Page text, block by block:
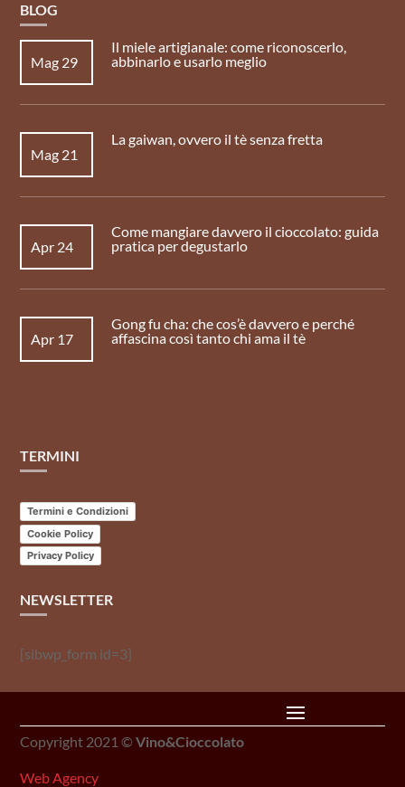
BLOG
Il miele artigianale: come riconoscerlo,
abbinarlo e usarlo meglio
Mag 29
La gaiwan, ovvero il tè senza fretta
Mag 21
Come mangiare davvero il cioccolato: guida
pratica per degustarlo
Apr 24
Gong fu cha: che cos’è davvero e perché
affascina così tanto chi ama il tè
Apr 17
TERMINI
Termini e Condizioni
Cookie Policy
Privacy Policy
NEWSLETTER
[sibwp_form id=3]
Copyright 2021 ©Vino&Cioccolato
Web Agency